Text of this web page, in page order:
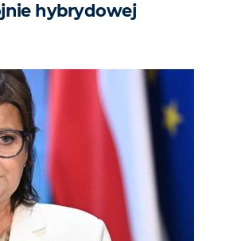
hybrydowej